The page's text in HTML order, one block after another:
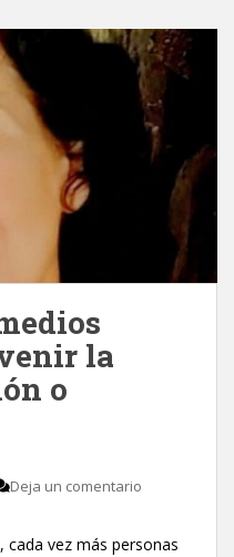
la
o
Deja un comentario
cada vez más personas